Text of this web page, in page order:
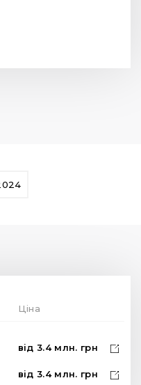
Ціна
від 3.4 млн. грн
від 3.4 млн. грн